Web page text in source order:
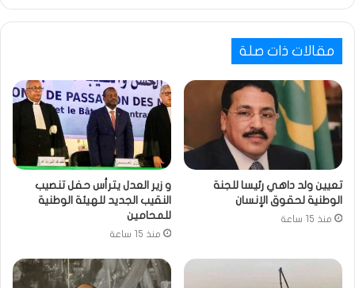
مقالات ذات صلة
تعيين ولد داهي رئيسا للجنة
الوطنية لحقوق الإنسان
منذ 15 ساعة
و زير العدل يترأس حفل تنصيب
النقيب الجديد للهيئة الوطنية
للمحامين
منذ 15 ساعة